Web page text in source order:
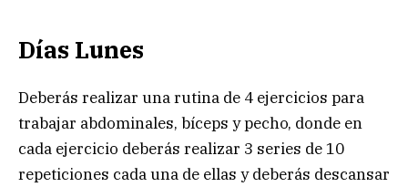
Días Lunes
Deberás realizar una rutina de 4 ejercicios para
trabajar abdominales, bíceps y pecho, donde en
cada ejercicio deberás realizar 3 series de 10
repeticiones cada una de ellas y deberás descansar